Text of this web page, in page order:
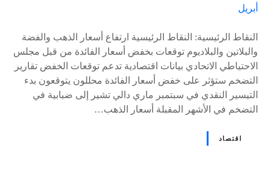
النقاط الرئيسية: النقاط الرئيسية ارتفاع أسعار الذهب والفضة
والبلاتين والبلاديوم توقعات بخفض أسعار الفائدة من قبل مجلس
الاحتياطي الاتحادي بيانات اقتصادية تدعم توقعات الخفض تقارير
التضخم ستؤثر على خفض أسعار الفائدة محللون يتوقعون بدء
التيسير النقدي في سبتمبر ماري دالي تشير إلى ضبابية في
التضخم في الأشهر المقبلة أسعار الذهب…
اقتصاد